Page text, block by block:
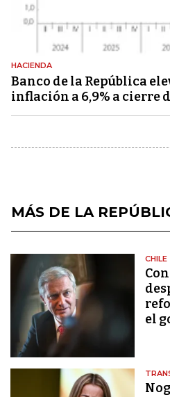
HACIENDA
Banco de la República
inflación a 6,9% a cierre
MÁS DE LA
CHILE
el